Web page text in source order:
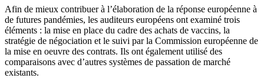
Afin de mieux contribuer à l’élaboration de la réponse européenne à
de futures pandémies, les auditeurs européens ont examiné trois
éléments : la mise en place du cadre des achats de vaccins, la
stratégie de négociation et le suivi par la Commission européenne de
la mise en oeuvre des contrats. Ils ont également utilisé des
comparaisons avec d’autres systèmes de passation de marché
existants.